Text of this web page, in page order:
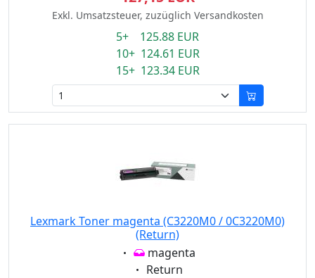
Exkl. Umsatzsteuer, zuzüglich Versandkosten
5+ 125.88 EUR
10+ 124.61 EUR
15+ 123.34 EUR
Lexmark Toner magenta (C3220M0 / 0C3220M0)
(Return)
Eigenschaft:
magenta
Eigenschaft:
Return